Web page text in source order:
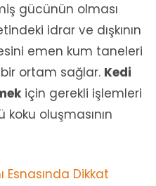
gücünün olması
idrar ve dışkının
emen kum taneleri
ortam sağlar. Kedi
için gerekli işlemleri
koku oluşmasının
Esnasında Dikkat